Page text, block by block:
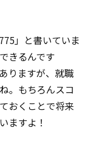
」と書いていま
きるんです
りますが、就職
。もちろんスコ
おくことで将来
ますよ！